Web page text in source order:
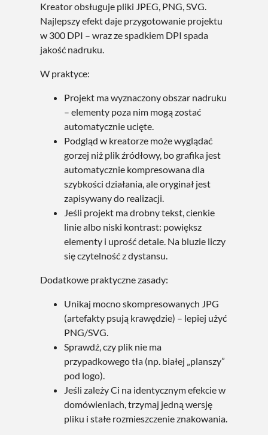
Kreator obsługuje pliki JPEG, PNG, SVG.
Najlepszy efekt daje przygotowanie projektu
w 300 DPI – wraz ze spadkiem DPI spada
jakość nadruku.
W praktyce:
Projekt ma wyznaczony obszar nadruku
– elementy poza nim mogą zostać
automatycznie ucięte.
Podgląd w kreatorze może wyglądać
gorzej niż plik źródłowy, bo grafika jest
automatycznie kompresowana dla
szybkości działania, ale oryginał jest
zapisywany do realizacji.
Jeśli projekt ma drobny tekst, cienkie
linie albo niski kontrast: powiększ
elementy i uprość detale. Na bluzie liczy
się czytelność z dystansu.
Dodatkowe praktyczne zasady:
Unikaj mocno skompresowanych JPG
(artefakty psują krawędzie) – lepiej użyć
PNG/SVG.
Sprawdź, czy plik nie ma
przypadkowego tła (np. białej „planszy”
pod logo).
Jeśli zależy Ci na identycznym efekcie w
domówieniach, trzymaj jedną wersję
pliku i stałe rozmieszczenie znakowania.